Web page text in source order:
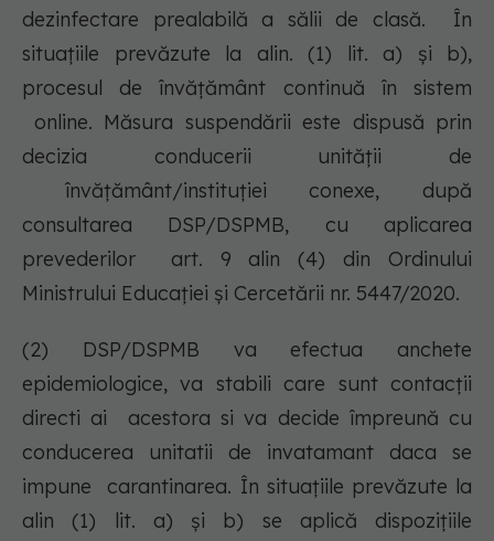
dezinfectare prealabilă a sălii de clasă. În
situațiile prevăzute la alin. (1) lit. a) și b),
procesul de învățământ continuă în sistem
online. Măsura suspendării este dispusă prin
decizia conducerii unității de
învățământ/instituției conexe, după
consultarea DSP/DSPMB, cu aplicarea
prevederilor art. 9 alin (4) din Ordinului
Ministrului Educației și Cercetării nr. 5447/2020.
(2) DSP/DSPMB va efectua anchete
epidemiologice, va stabili care sunt contacții
directi ai acestora si va decide împreună cu
conducerea unitatii de invatamant daca se
impune carantinarea. În situațiile prevăzute la
alin (1) lit. a) și b) se aplică dispozițiile